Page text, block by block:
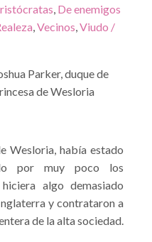
, De enemigos
,Vecinos,Viudo /
Parker, duque de
de Wesloria
Wesloria, había estado
por muy poco los
algo demasiado
y contrataron a
de la alta sociedad.